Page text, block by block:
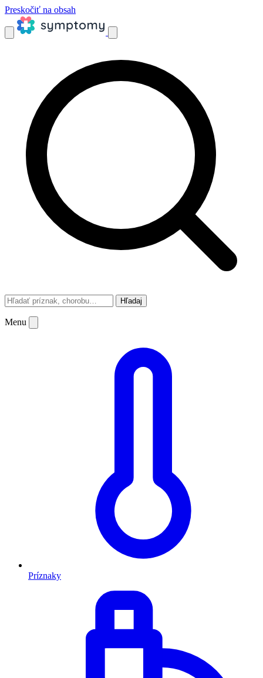
Preskočiť na obsah
Hľadaj
Menu
Príznaky